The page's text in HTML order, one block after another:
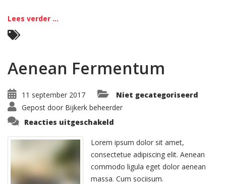
Lees verder ...
Aenean Fermentum
11 september 2017
Niet gecategoriseerd
Gepost door Bijkerk beheerder
Reacties uitgeschakeld
Lorem ipsum dolor sit amet,
consectetue adipiscing elit. Aenean
commodo ligula eget dolor aenean
massa. Cum sociisum.